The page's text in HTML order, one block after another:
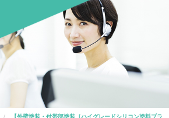
/
【外壁塗装・付帯部塗装［ハイグレードシリコン塗料プラ